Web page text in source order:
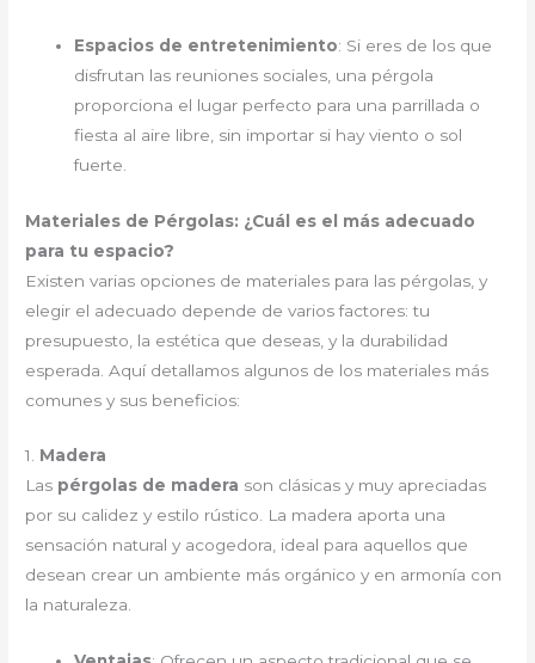
Espacios de entretenimiento: Si eres de los que
disfrutan las reuniones sociales, una pérgola
proporciona el lugar perfecto para una parrillada o
fiesta al aire libre, sin importar si hay viento o sol
fuerte.
Materiales de Pérgolas: ¿Cuál es el más adecuado
para tu espacio?
Existen varias opciones de materiales para las pérgolas, y
elegir el adecuado depende de varios factores: tu
presupuesto, la estética que deseas, y la durabilidad
esperada. Aquí detallamos algunos de los materiales más
comunes y sus beneficios:
1. Madera
Las pérgolas de madera son clásicas y muy apreciadas
por su calidez y estilo rústico. La madera aporta una
sensación natural y acogedora, ideal para aquellos que
desean crear un ambiente más orgánico y en armonía con
la naturaleza.